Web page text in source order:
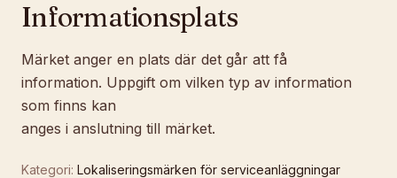
Informationsplats
Märket anger en plats där det går att få
information. Uppgift om vilken typ av information
som finns kan
anges i anslutning till märket.
Kategori: Lokaliseringsmärken för serviceanläggningar